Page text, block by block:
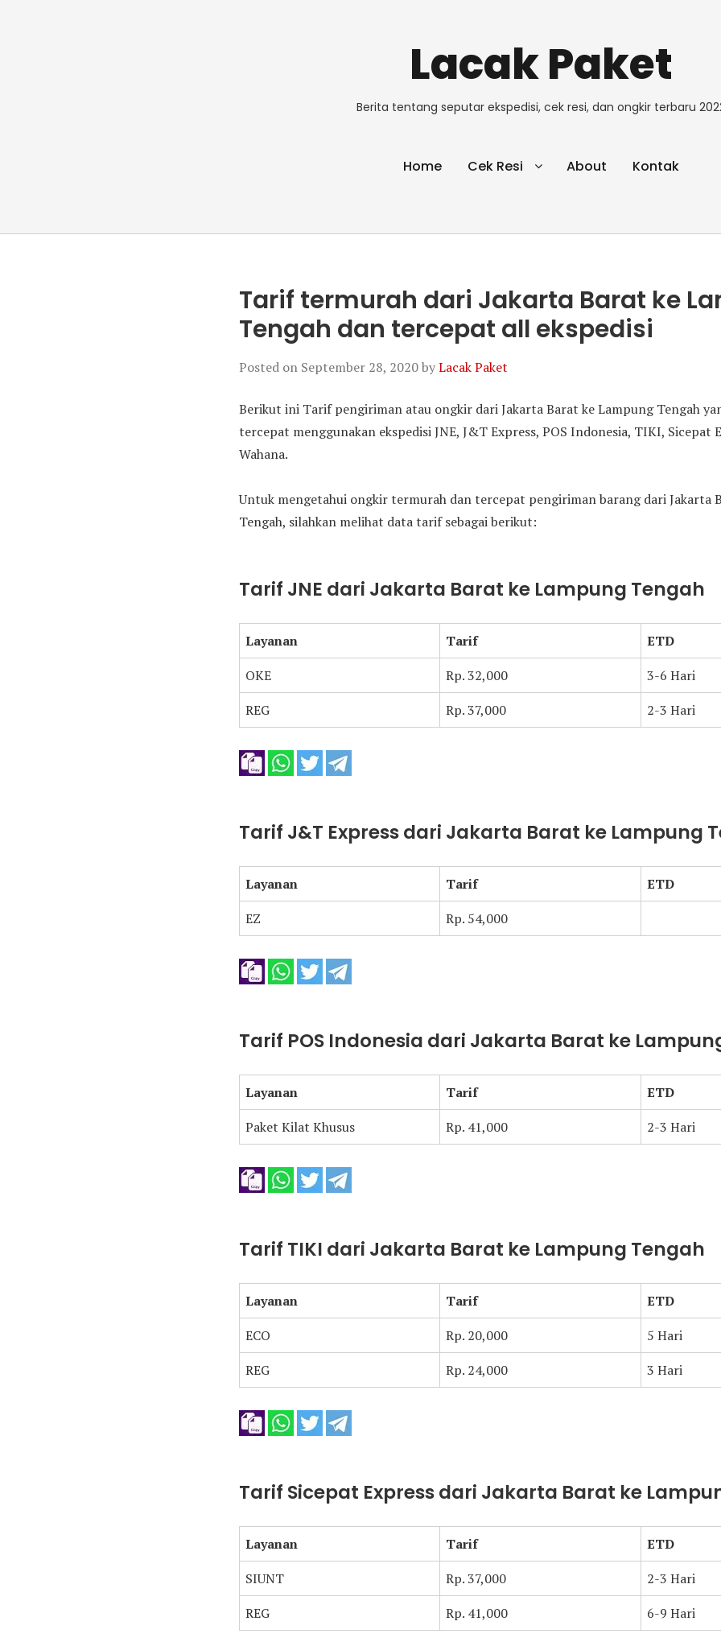
Lacak Paket
Berita tentang seputar ekspedisi, cek resi, dan ongkir terbaru
Home Cek Resi About Kontak
Tarif termurah dari Jakarta Barat ke
Tengah dan tercepat all ekspedisi
Posted on September 28, 2020byLacak Paket
Berikut ini Tarif pengiriman atau ongkir dari Jakarta Barat ke Lampung Tengah
tercepat menggunakan ekspedisi JNE, J&T Express, POS Indonesia, TIKI, Sicepat
Wahana.
Untuk mengetahui ongkir termurah dan tercepat pengiriman barang dari Jakarta
Tengah, silahkan melihat data tarif sebagai berikut:
Tarif JNE dari Jakarta Barat ke Lampung Tengah
Layanan Tarif
ETD
OKE
Rp. 32,000
3-6 Hari
REG
Rp. 37,000 2-3 Hari
Tarif J&T Express dari Jakarta Barat ke Lampung
Layanan Tarif
ETD
EZ
Rp. 54,000
Tarif POS Indonesia dari Jakarta Barat ke
Layanan Tarif
ETD
Paket Kilat Khusus
Rp. 41,000 2-3 Hari
Tarif TIKI dari Jakarta Barat ke Lampung Tengah
Layanan Tarif
ETD
ECO
Rp. 20,000
5 Hari
REG
Rp. 24,000 3 Hari
Tarif Sicepat Express dari Jakarta Barat ke
Layanan Tarif
ETD
SIUNT
Rp. 37,000
2-3 Hari
REG
Rp. 41,000 6-9 Hari